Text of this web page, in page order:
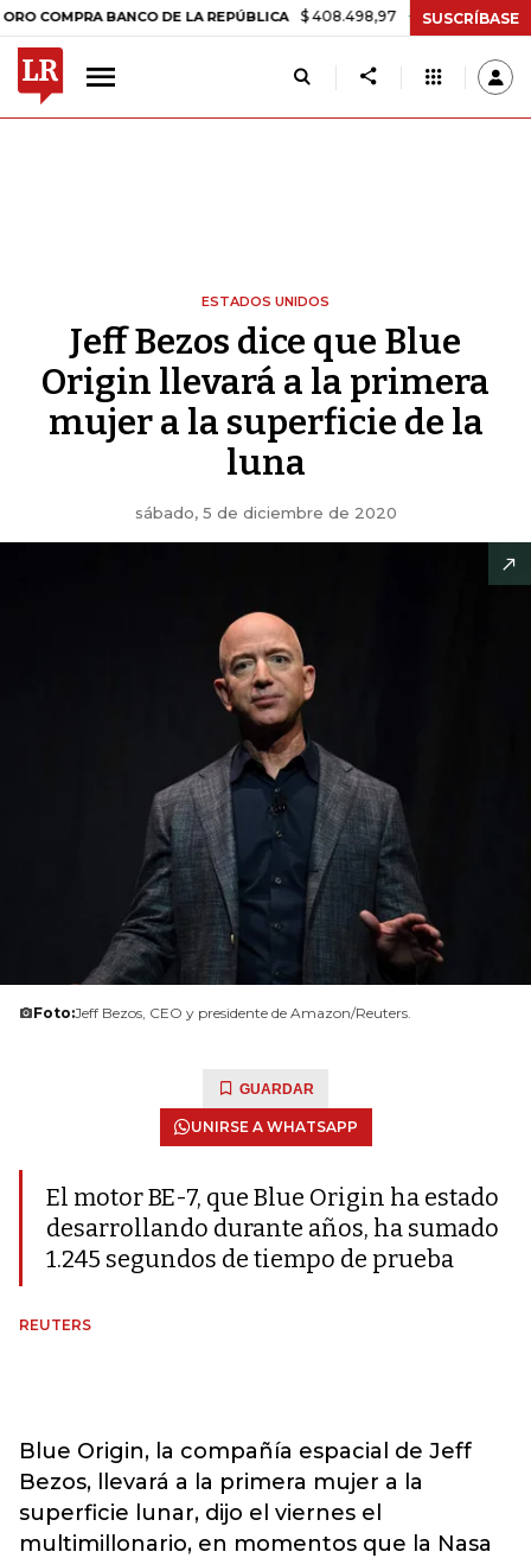
BANCO DE LA REPÚBLICA $ 408.498,97 +$ 8.753,81 +2,19%
SUSCRÍBASE
ESTADOS UNIDOS
Jeff Bezos dice que Blue
Origin llevará a la primera
mujer a la superficie de la
luna
sábado, 5 de diciembre de 2020
Foto:Jeff Bezos, CEO y presidente de Amazon/Reuters.
GUARDAR
UNIRSE A WHATSAPP
El motor BE-7, que Blue Origin ha estado
desarrollando durante años, ha sumado
1.245 segundos de tiempo de prueba
REUTERS
Blue Origin, la compañía espacial de Jeff
Bezos, llevará a la primera mujer a la
superficie lunar, dijo el viernes el
multimillonario, en momentos que la Nasa